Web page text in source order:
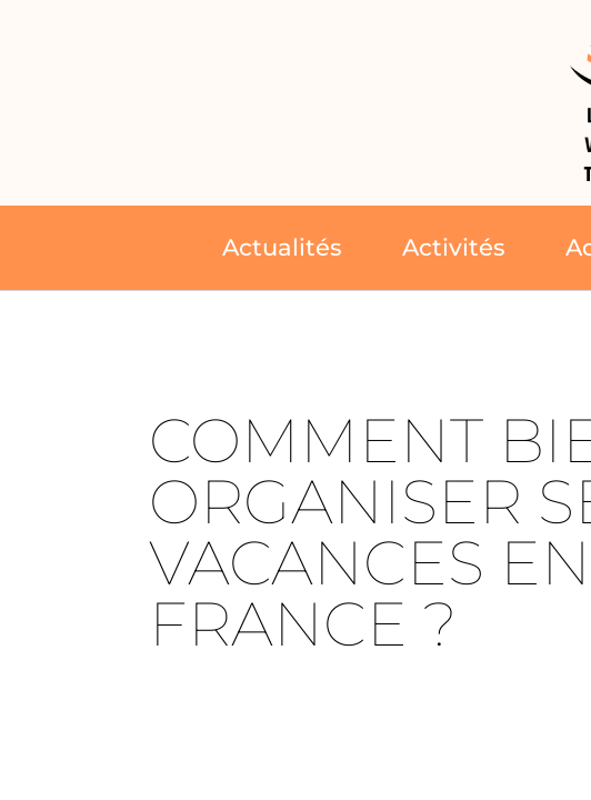
Actualités Activités
COMMENT
ORGANISER
VACANCES EN
FRANCE ?